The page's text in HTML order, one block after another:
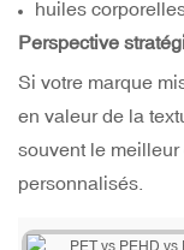
huiles
Perspective
Si votre marque
en valeur de la
souvent le
personnalisés.